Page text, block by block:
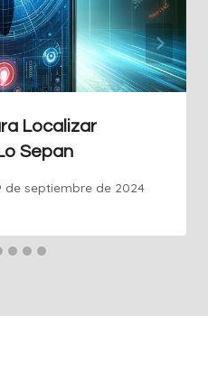
Localizar
Sepan
de septiembre de 2024